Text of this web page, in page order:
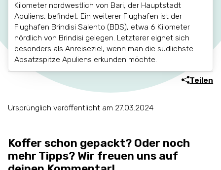
Kilometer nordwestlich von Bari, der Hauptstadt
Apuliens, befindet. Ein weiterer Flughafen ist der
Flughafen Brindisi Salento (BDS), etwa 6 Kilometer
nördlich von Brindisi gelegen. Letzterer eignet sich
besonders als Anreiseziel, wenn man die südlichste
Absatzspitze Apuliens erkunden möchte.
Teilen
Ursprünglich veröffentlicht am 27.03.2024
Koffer schon gepackt? Oder noch
mehr Tipps? Wir freuen uns auf